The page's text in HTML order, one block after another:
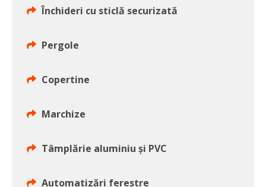
Închideri cu sticlă securizată
Pergole
Copertine
Marchize
Tâmplărie aluminiu și PVC
Automatizări ferestre